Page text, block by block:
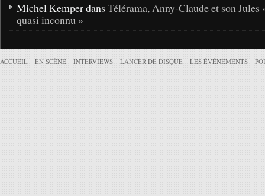
Michel Kemper dans Télérama, Anny-Claude et son Jules
quasi inconnu »
ACCUEIL EN SCÈNE INTERVIEWS LANCER DE DISQUE LES ÉVÉNEMENTS